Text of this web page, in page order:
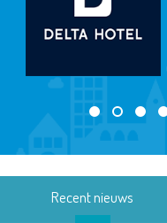
Recent nieuws